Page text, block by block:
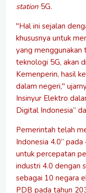
station 5G.
"Hal ini sejalan
khususnya untuk
yang menggunakan
teknologi 5G, akan
Kemenperin, hasil
dalam negeri,"
Insinyur Elektro
Digital Indonesia”
Pemerintah telah
Indonesia 4.0”
untuk percepatan
industri 4.0 dengan
sebagai 10 negara
PDB pada tahun